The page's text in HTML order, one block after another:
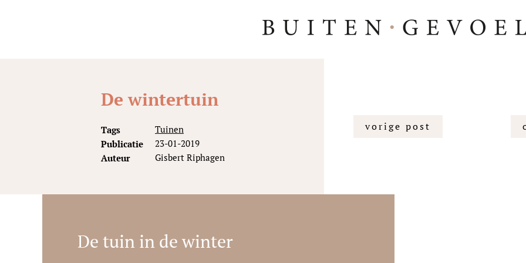
De wintertuin
Tags Tuinen
Publicatie 23-01-2019
Auteur Gisbert Riphagen
vorige post
De tuin in de winter